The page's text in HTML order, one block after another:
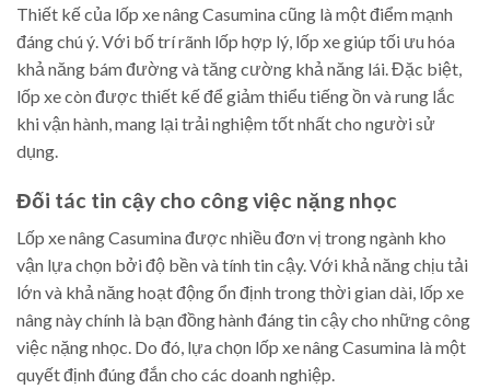
Thiết kế của lốp xe nâng Casumina cũng là một điểm mạnh
đáng chú ý. Với bố trí rãnh lốp hợp lý, lốp xe giúp tối ưu hóa
khả năng bám đường và tăng cường khả năng lái. Đặc biệt,
lốp xe còn được thiết kế để giảm thiểu tiếng ồn và rung lắc
khi vận hành, mang lại trải nghiệm tốt nhất cho người sử
dụng.
Đối tác tin cậy cho công việc nặng nhọc
Lốp xe nâng Casumina được nhiều đơn vị trong ngành kho
vận lựa chọn bởi độ bền và tính tin cậy. Với khả năng chịu tải
lớn và khả năng hoạt động ổn định trong thời gian dài, lốp xe
nâng này chính là bạn đồng hành đáng tin cậy cho những công
việc nặng nhọc. Do đó, lựa chọn lốp xe nâng Casumina là một
quyết định đúng đắn cho các doanh nghiệp.